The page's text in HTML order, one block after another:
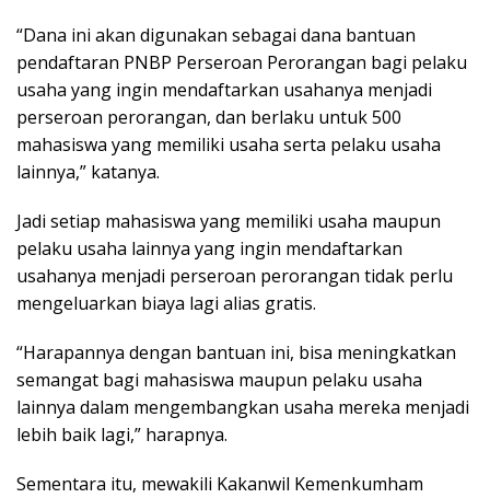
“Dana ini akan digunakan sebagai dana bantuan
pendaftaran PNBP Perseroan Perorangan bagi pelaku
usaha yang ingin mendaftarkan usahanya menjadi
perseroan perorangan, dan berlaku untuk 500
mahasiswa yang memiliki usaha serta pelaku usaha
lainnya,” katanya.
Jadi setiap mahasiswa yang memiliki usaha maupun
pelaku usaha lainnya yang ingin mendaftarkan
usahanya menjadi perseroan perorangan tidak perlu
mengeluarkan biaya lagi alias gratis.
“Harapannya dengan bantuan ini, bisa meningkatkan
semangat bagi mahasiswa maupun pelaku usaha
lainnya dalam mengembangkan usaha mereka menjadi
lebih baik lagi,” harapnya.
Sementara itu, mewakili Kakanwil Kemenkumham